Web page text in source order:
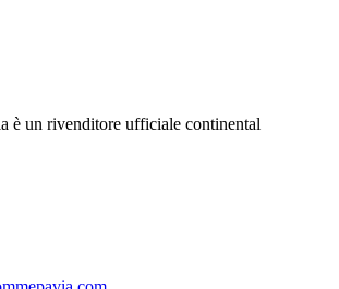
è un rivenditore ufficiale continental